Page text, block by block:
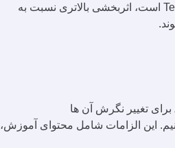
استفاده شود.روش های آموزش مبتنی بر سینرگوژی که مشارکت مخاطبان در فرآیند آموزش را به همراه دارد و مبتنی بر Team Learning است، اثربخشی بالاتری نسبت به
برای تغییر نگرش آن ها
این الزامات شامل محتوای آموزش،